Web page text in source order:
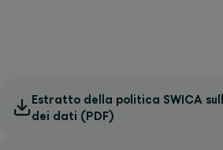
Estratto della politica SWICA
dei dati (PDF)